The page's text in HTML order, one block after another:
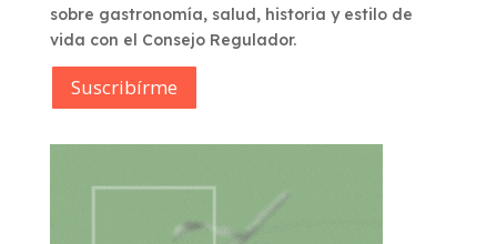
sobre gastronomía, salud, historia y estilo de
vida con el Consejo Regulador.
Suscribírme